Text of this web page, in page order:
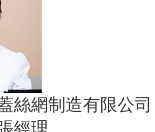
絲網制造有限公司
經理